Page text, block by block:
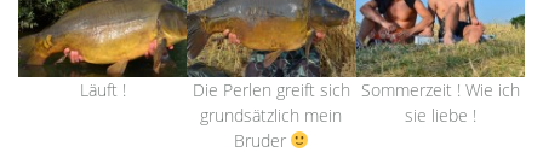
Läuft !
Die Perlen greift sich
grundsätzlich mein
Bruder
Sommerzeit ! Wie ich
sie liebe !